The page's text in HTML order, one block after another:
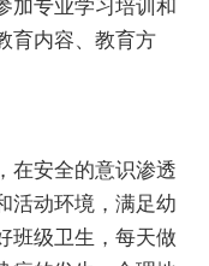
加专业学习培训和
育内容、教育方
在安全的意识渗透
活动环境，满足幼
班级卫生，每天做